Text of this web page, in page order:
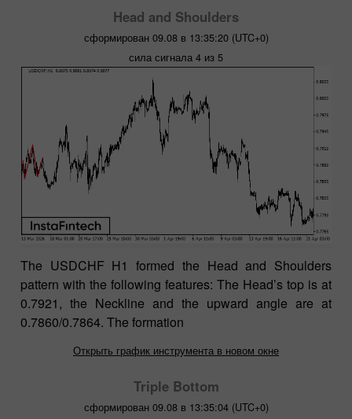
Head and Shoulders
сформирован 09.08 в 13:35:20 (UTC+0)
сила сигнала 4 из 5
The USDCHF H1 formed the Head and Shoulders
pattern with the following features: The Head’s top is at
0.7921, the Neckline and the upward angle are at
0.7860/0.7864. The formation
Открыть график инструмента в новом окне
Triple Bottom
сформирован 09.08 в 13:35:04 (UTC+0)